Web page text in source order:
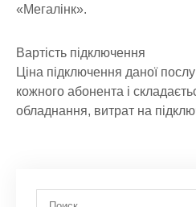
«Мегалінк».
Вартість підключення
Ціна підключення даної
кожного абонента і
обладнання, витрат на